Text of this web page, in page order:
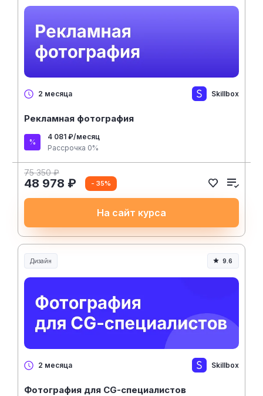
2 месяца Skillbox
Рекламная фотография
4 081 ₽/месяц
Рассрочка 0%
75 350 ₽
48 978 ₽ - 35%
На сайт курса
Дизайн 9.6
2 месяца Skillbox
Фотография для CG-специалистов